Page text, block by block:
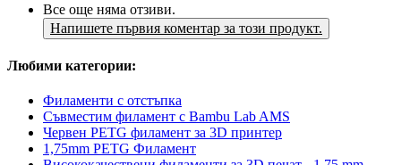
Все още няма отзиви.
Напишете първия коментар за този продукт.
Любими категории:
Филаменти с отстъпка
Съвместим филамент с Bambu Lab AMS
Червен PETG филамент за 3D принтер
1,75mm PETG Филамент